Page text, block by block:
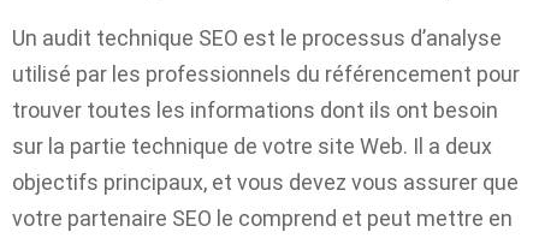
Un audit technique SEO est le processus d’analyse
utilisé par les professionnels du référencement pour
trouver toutes les informations dont ils ont besoin
sur la partie technique de votre site Web. Il a deux
objectifs principaux, et vous devez vous assurer que
votre partenaire SEO le comprend et peut mettre en